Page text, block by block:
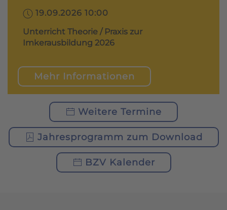
19.09.2026 10:00
Unterricht Theorie / Praxis zur
Imkerausbildung 2026
Mehr Informationen
Weitere Termine
Jahresprogramm zum Download
BZV Kalender